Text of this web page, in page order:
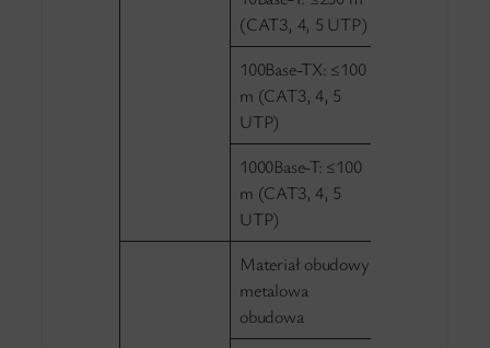
(CAT3, 4, 5 UTP)
100Base-TX: ≤100
m (CAT3, 4, 5
UTP)
1000Base-T: ≤100
m (CAT3, 4, 5
UTP)
Materiał obudowy:
metalowa
obudowa